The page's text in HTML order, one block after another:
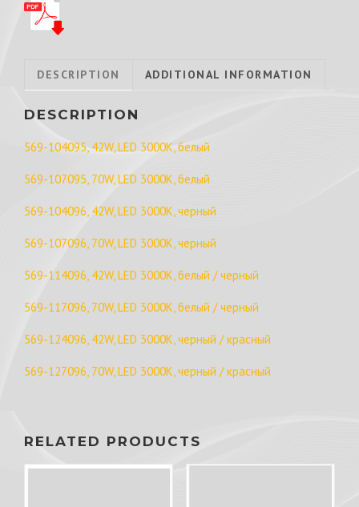
DESCRIPTION ADDITIONAL INFORMATION
DESCRIPTION
569-104095, 42W, LED 3000K, белый
569-107095, 70W, LED 3000K, белый
569-104096, 42W, LED 3000K, черный
569-107096, 70W, LED 3000K, черный
569-114096, 42W, LED 3000K, белый / черный
569-117096, 70W, LED 3000K, белый / черный
569-124096, 42W, LED 3000K, черный / красный
569-127096, 70W, LED 3000K, черный / красный
RELATED PRODUCTS